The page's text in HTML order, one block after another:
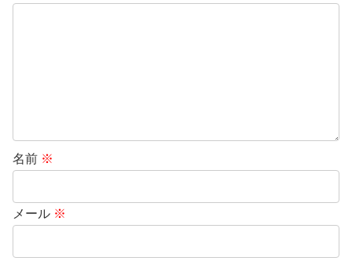
名前 ※
メール ※